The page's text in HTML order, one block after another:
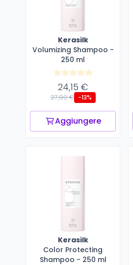
Kerasilk
Volumizing Shampoo -
250 ml
24,15 €
27,90 € -13%
Aggiungere
Kerasilk
Color Protecting
Shampoo - 250 ml